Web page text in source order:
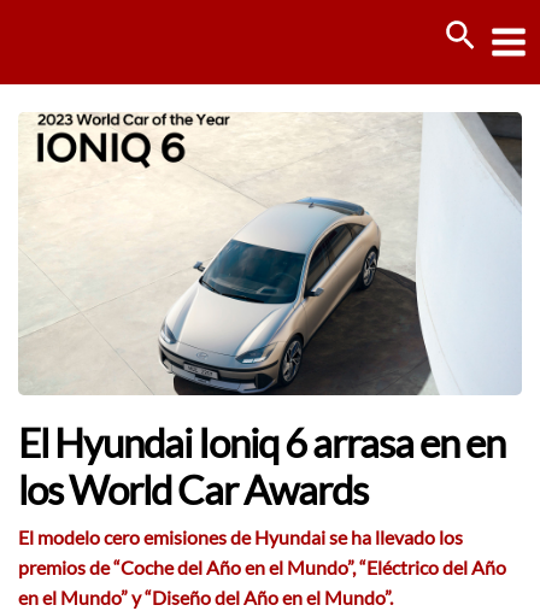
El Hyundai Ioniq 6 arrasa en en
los World Car Awards
El modelo cero emisiones de Hyundai se ha llevado los
premios de “Coche del Año en el Mundo”, “Eléctrico del Año
en el Mundo” y “Diseño del Año en el Mundo”.